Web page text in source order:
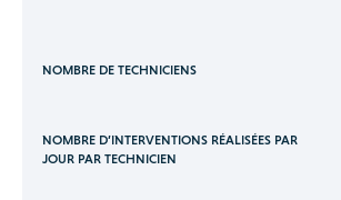
NOMBRE DE TECHNICIENS
NOMBRE D’INTERVENTIONS RÉALISÉES PAR
JOUR PAR TECHNICIEN